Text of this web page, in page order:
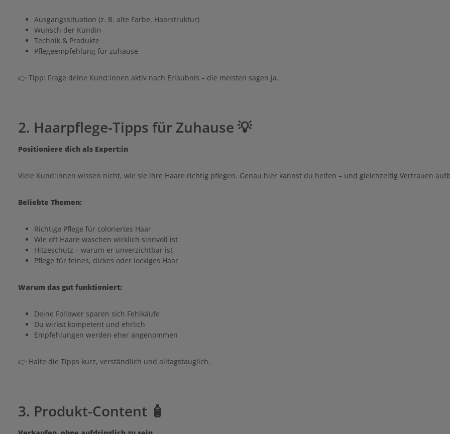
Ausgangssituation (z. B. alte Farbe, Haarstruktur)
Wunsch der Kundin
Technik & Produkte
Pflegeempfehlung für zuhause
👉 Tipp: Frage deine Kund:innen aktiv nach Erlaubnis – die meisten sagen Ja.
2. Haarpflege-Tipps für Zuhause 💡
Positioniere dich als Expert:in
Viele Kund:innen wissen nicht, wie sie ihre Haare richtig pflegen. Genau hier kannst du helfen – und gleichzeitig Vertrauen
Beliebte Themen:
Richtige Pflege für coloriertes Haar
Wie oft Haare waschen wirklich sinnvoll ist
Hitzeschutz – warum er unverzichtbar ist
Pflege für feines, dickes oder lockiges Haar
Warum das gut funktioniert:
Deine Follower sparen sich Fehlkäufe
Du wirkst kompetent und ehrlich
Empfehlungen werden eher angenommen
👉 Halte die Tipps kurz, verständlich und alltagstauglich.
3. Produkt-Content 🧴